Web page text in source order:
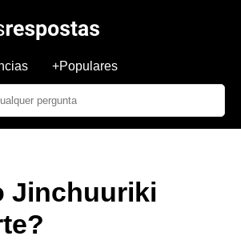
+Populares
Jinchuuriki